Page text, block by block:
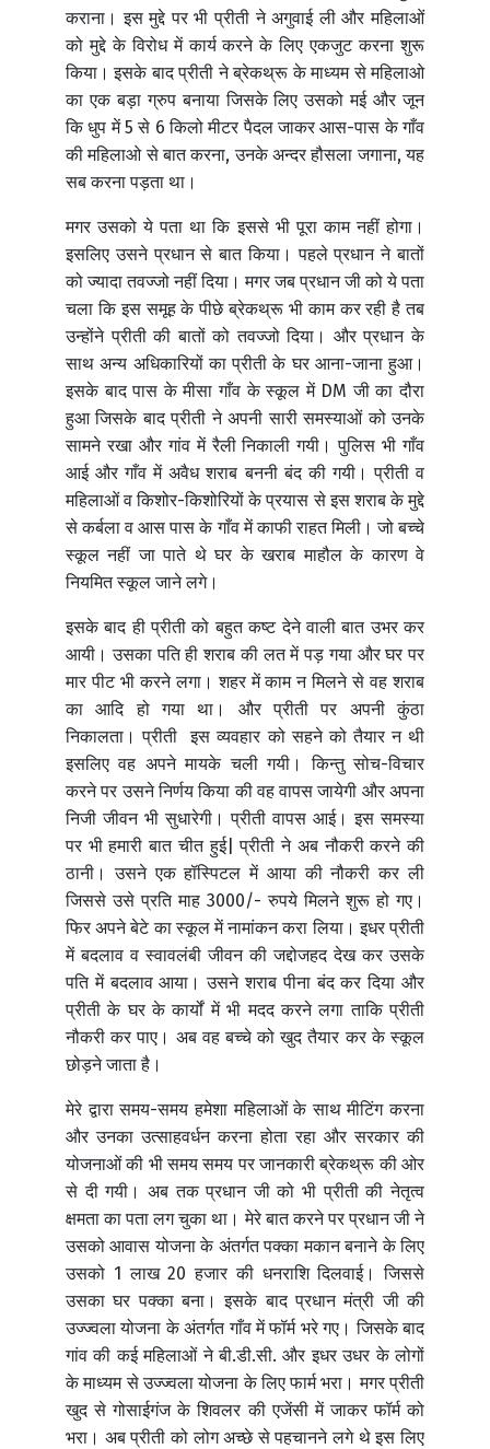
कराना। इस मुद्दे पर भी प्रीती ने अगुवाई ली और महिलाओं
को मुद्दे के विरोध में कार्य करने के लिए एकजुट करना शुरू
किया। इसके बाद प्रीती ने ब्रेकथ्रू के माध्यम से महिलाओ
का एक बड़ा ग्रुप बनाया जिसके लिए उसको मई और जून
कि धुप में 5 से 6 किलो मीटर पैदल जाकर आस-पास के गाँव
की महिलाओ से बात करना, उनके अन्दर हौसला जगाना, यह
सब करना पड़ता था।
मगर उसको ये पता था कि इससे भी पूरा काम नहीं होगा।
इसलिए उसने प्रधान से बात किया। पहले प्रधान ने बातों
को ज्यादा तवज्जो नहीं दिया। मगर जब प्रधान जी को ये पता
चला कि इस समूह के पीछे ब्रेकथ्रू भी काम कर रही है तब
उन्होंने प्रीती की बातों को तवज्जो दिया। और प्रधान के
साथ अन्य अधिकारियों का प्रीती के घर आना-जाना हुआ।
इसके बाद पास के मीसा गाँव के स्कूल में DM जी का दौरा
हुआ जिसके बाद प्रीती ने अपनी सारी समस्याओं को उनके
सामने रखा और गांव में रैली निकाली गयी। पुलिस भी गाँव
आई और गाँव में अवैध शराब बननी बंद की गयी। प्रीती व
महिलाओं व किशोर-किशोरियों के प्रयास से इस शराब के मुद्दे
से कर्बला व आस पास के गाँव में काफी राहत मिली। जो बच्चे
स्कूल नहीं जा पाते थे घर के खराब माहौल के कारण वे
नियमित स्कूल जाने लगे।
इसके बाद ही प्रीती को बहुत कष्ट देने वाली बात उभर कर
आयी। उसका पति ही शराब की लत में पड़ गया और घर पर
मार पीट भी करने लगा। शहर में काम न मिलने से वह शराब
का आदि हो गया था। और प्रीती पर अपनी कुंठा
निकालता। प्रीती इस व्यवहार को सहने को तैयार न थी
इसलिए वह अपने मायके चली गयी। किन्तु सोच-विचार
करने पर उसने निर्णय किया की वह वापस जायेगी और अपना
निजी जीवन भी सुधारेगी। प्रीती वापस आई। इस समस्या
पर भी हमारी बात चीत हुई| प्रीती ने अब नौकरी करने की
ठानी। उसने एक हॉस्पिटल में आया की नौकरी कर ली
जिससे उसे प्रति माह 3000/- रुपये मिलने शुरू हो गए।
फिर अपने बेटे का स्कूल में नामांकन करा लिया। इधर प्रीती
में बदलाव व स्वावलंबी जीवन की जद्दोजहद देख कर उसके
पति में बदलाव आया। उसने शराब पीना बंद कर दिया और
प्रीती के घर के कार्यों में भी मदद करने लगा ताकि प्रीती
नौकरी कर पाए। अब वह बच्चे को खुद तैयार कर के स्कूल
छोड़ने जाता है।
मेरे द्वारा समय-समय हमेशा महिलाओं के साथ मीटिंग करना
और उनका उत्साहवर्धन करना होता रहा और सरकार की
योजनाओं की भी समय समय पर जानकारी ब्रेकथ्रू की ओर
से दी गयी। अब तक प्रधान जी को भी प्रीती की नेतृत्व
क्षमता का पता लग चुका था। मेरे बात करने पर प्रधान जी ने
उसको आवास योजना के अंतर्गत पक्का मकान बनाने के लिए
उसको 1 लाख 20 हजार की धनराशि दिलवाई। जिससे
उसका घर पक्का बना। इसके बाद प्रधान मंत्री जी की
उज्ज्वला योजना के अंतर्गत गाँव में फॉर्म भरे गए। जिसके बाद
गांव की कई महिलाओं ने बी.डी.सी. और इधर उधर के लोगों
के माध्यम से उज्ज्वला योजना के लिए फार्म भरा। मगर प्रीती
खुद से गोसाईगंज के शिवलर की एजेंसी में जाकर फॉर्म को
भरा। अब प्रीती को लोग अच्छे से पहचानने लगे थे इस लिए